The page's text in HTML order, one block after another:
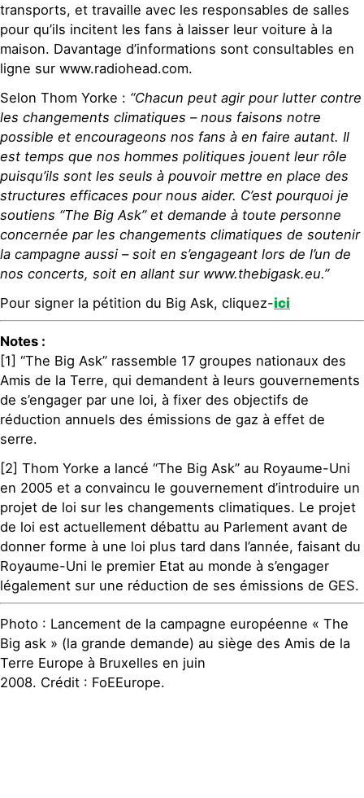
transports, et travaille avec les responsables de salles
pour qu’ils incitent les fans à laisser leur voiture à la
maison. Davantage d’informations sont consultables en
ligne sur www.radiohead.com.
Selon Thom Yorke : “Chacun peut agir pour lutter contre
les changements climatiques – nous faisons notre
possible et encourageons nos fans à en faire autant. Il
est temps que nos hommes politiques jouent leur rôle
puisqu’ils sont les seuls à pouvoir mettre en place des
structures efficaces pour nous aider. C’est pourquoi je
soutiens “The Big Ask” et demande à toute personne
concernée par les changements climatiques de soutenir
la campagne aussi – soit en s’engageant lors de l’un de
nos concerts, soit en allant sur www.thebigask.eu.”
Pour signer la pétition du Big Ask, cliquez-ici
Notes :
[1] “The Big Ask” rassemble 17 groupes nationaux des
Amis de la Terre, qui demandent à leurs gouvernements
de s’engager par une loi, à fixer des objectifs de
réduction annuels des émissions de gaz à effet de
serre.
[2] Thom Yorke a lancé “The Big Ask” au Royaume-Uni
en 2005 et a convaincu le gouvernement d’introduire un
projet de loi sur les changements climatiques. Le projet
de loi est actuellement débattu au Parlement avant de
donner forme à une loi plus tard dans l’année, faisant du
Royaume-Uni le premier Etat au monde à s’engager
légalement sur une réduction de ses émissions de GES.
Photo : Lancement de la campagne européenne « The
Big ask » (la grande demande) au siège des Amis de la
Terre Europe à Bruxelles en juin
2008. Crédit : FoEEurope.